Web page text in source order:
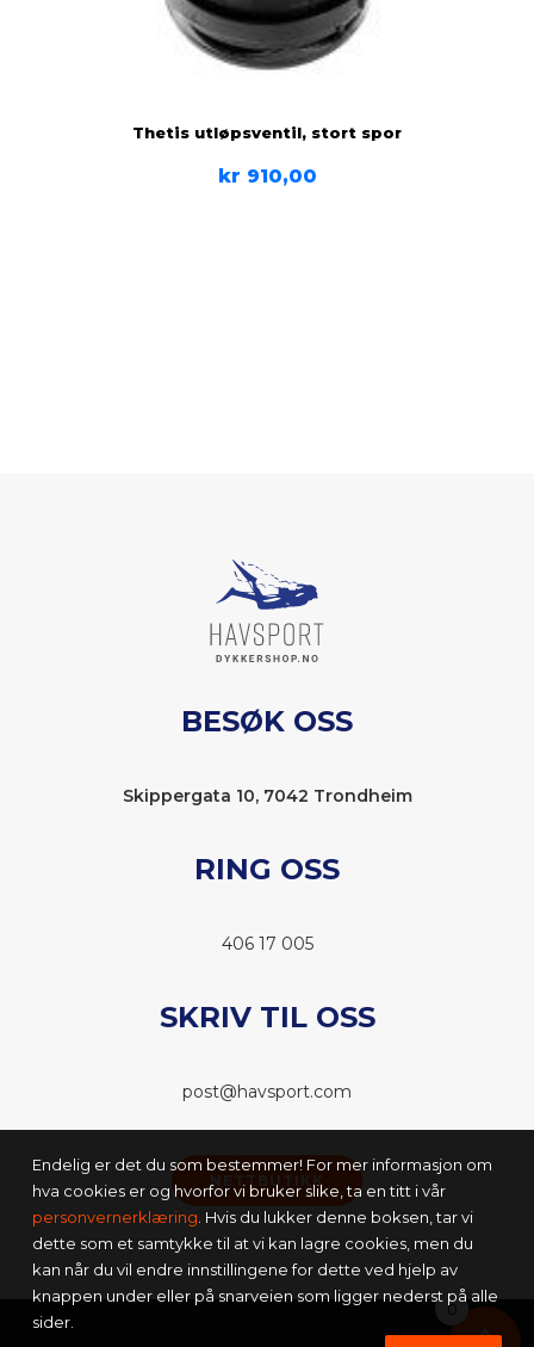
Thetis utløpsventil, stort spor
kr 910,00
BESØK OSS
Skippergata 10, 7042 Trondheim
RING OSS
406 17 005
SKRIV TIL OSS
post@havsport.com
NETTBUTIKK
Endelig er det du som bestemmer! For mer informasjon om
hva cookies er og hvorfor vi bruker slike, ta en titt i vår
personvernerklæring . Hvis du lukker denne boksen, tar vi
dette som et samtykke til at vi kan lagre cookies, men du
kan når du vil endre innstillingene for dette ved hjelp av
knappen under eller på snarveien som ligger nederst på alle
sider.
0